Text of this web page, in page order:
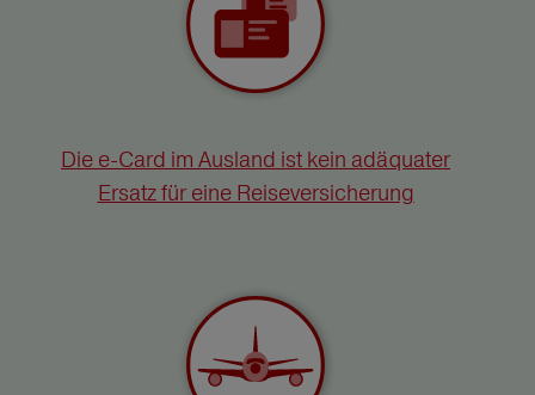
Die e-Card im Ausland ist kein adäquater
Ersatz für eine Reiseversicherung